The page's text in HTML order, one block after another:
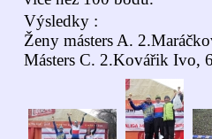
Výsledky :
Ženy másters A.
Másters C. 2.Kovářik Ivo,